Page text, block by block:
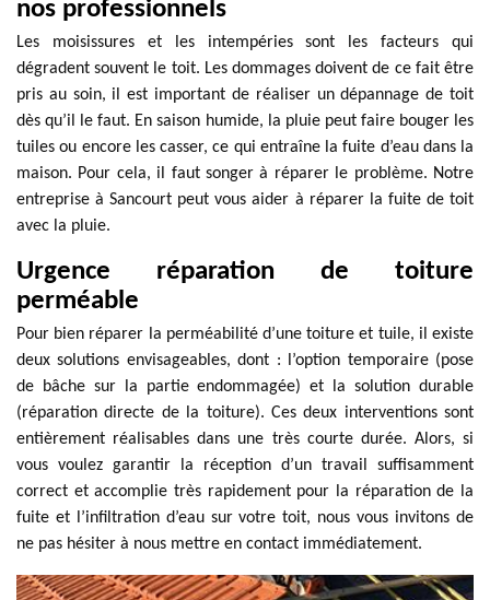
nos professionnels
Les moisissures et les intempéries sont les facteurs qui
dégradent souvent le toit. Les dommages doivent de ce fait être
pris au soin, il est important de réaliser un dépannage de toit
dès qu’il le faut. En saison humide, la pluie peut faire bouger les
tuiles ou encore les casser, ce qui entraîne la fuite d’eau dans la
maison. Pour cela, il faut songer à réparer le problème. Notre
entreprise à Sancourt peut vous aider à réparer la fuite de toit
avec la pluie.
Urgence réparation de toiture
perméable
Pour bien réparer la perméabilité d’une toiture et tuile, il existe
deux solutions envisageables, dont : l’option temporaire (pose
de bâche sur la partie endommagée) et la solution durable
(réparation directe de la toiture). Ces deux interventions sont
entièrement réalisables dans une très courte durée. Alors, si
vous voulez garantir la réception d’un travail suffisamment
correct et accomplie très rapidement pour la réparation de la
fuite et l’infiltration d’eau sur votre toit, nous vous invitons de
ne pas hésiter à nous mettre en contact immédiatement.